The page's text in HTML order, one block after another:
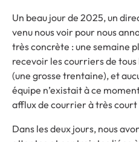
Un beau jour de 2025, un
venu nous voir pour nous
très concrète : une semaine
recevoir les courriers de tous
(une grosse trentaine), et
équipe n’existait à ce
afflux de courrier à très
Dans les deux jours, nous